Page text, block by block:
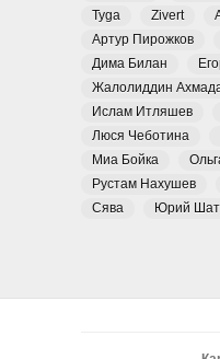
Tyga
Zivert
Артур Пирожков
Дима Билан
Жалолиддин
Ислам Итляшев
Люся Чеботина
Миа Бойка
Рустам Нахушев
Сява
Юрий